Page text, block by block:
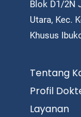
Blok D1/2N
Utara, Kec.
Khusus
Tentang
Profil
Layanan